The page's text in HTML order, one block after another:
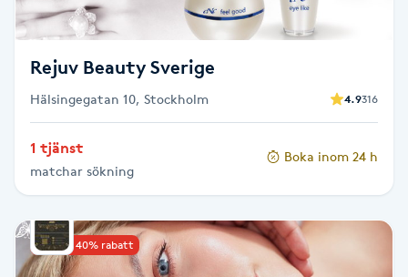
Fotvård
Fransar
Fransborttagning
Fransfärgning
Fransförlängning
Rejuv Beauty Sverige
Hälsingegatan 10, Stockholm 4.9316
1 tjänst
matchar sökning
Boka inom 24 h
Upp till 40% rabatt